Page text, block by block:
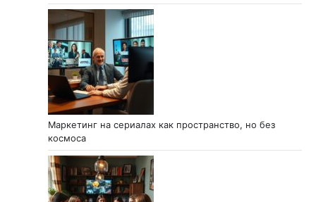
Маркетинг на сериалах как пространство, но без
космоса